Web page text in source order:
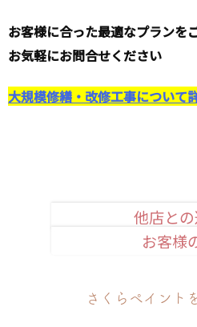
お客様に合った最適なプランを
お気軽にお問合せください
大規模修繕・改修工事について
安心品質の
他店と
さくらペイント
お客様